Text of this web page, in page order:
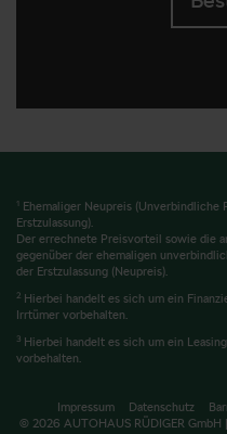
1 Ehemaliger Neupreis (Unverbindliche
Erstzulassung).
Der errechnete Preisvorteil sowie die
gegenüber der ehemaligen
der Erstzulassung (Neupreis).
2 Hierbei handelt es sich um ein
Irrtümer vorbehalten.
3 Hierbei handelt es sich um ein
vorbehalten.
Impressum Datenschutz
© 2026 AUTOHAUS RÜDIGER GmbH